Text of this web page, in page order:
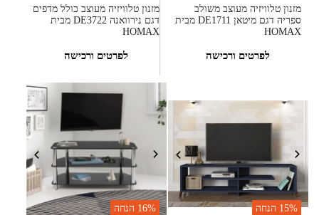
מזנון טלוויזיה מעוצב משולב
ספריה דגם מיטאן DE1711 מבית
HOMAX
לפרטים ורכישה
מזנון טלוויזיה מעוצב כולל מדפים
דגם נירוואנה DE3722 מבית
HOMAX
לפרטים ורכישה
15% הנחה 16% הנחה